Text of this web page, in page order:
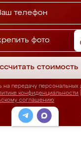
фото
стоимость
на передачу персональных
конфиденциальности
соглашению